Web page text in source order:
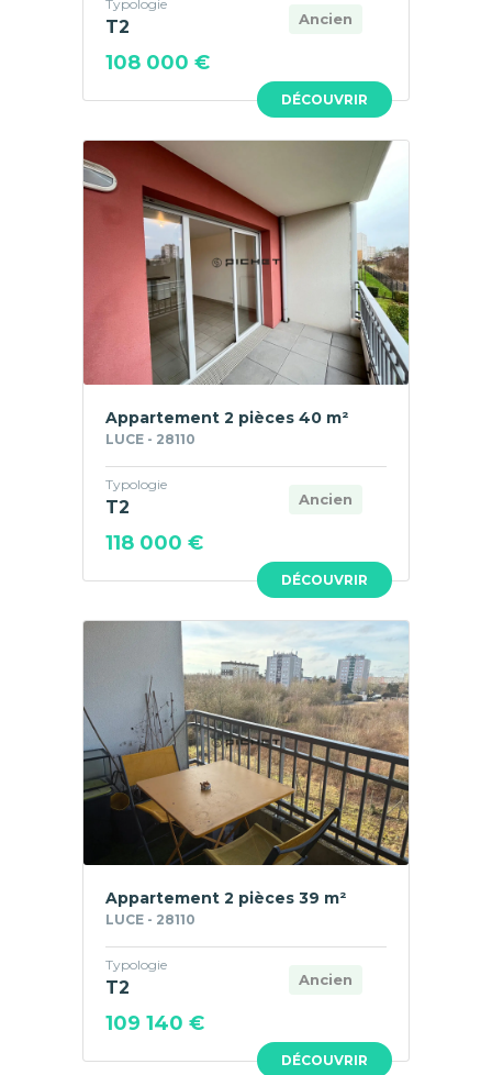
DÉCOUVRIR
Ancien
Typologie
T2
108 000 €
DÉCOUVRIR
Appartement 2 pièces 40 m²
LUCE - 28110
Ancien
Typologie
T2
118 000 €
DÉCOUVRIR
Appartement 2 pièces 39 m²
LUCE - 28110
Ancien
Typologie
T2
109 140 €